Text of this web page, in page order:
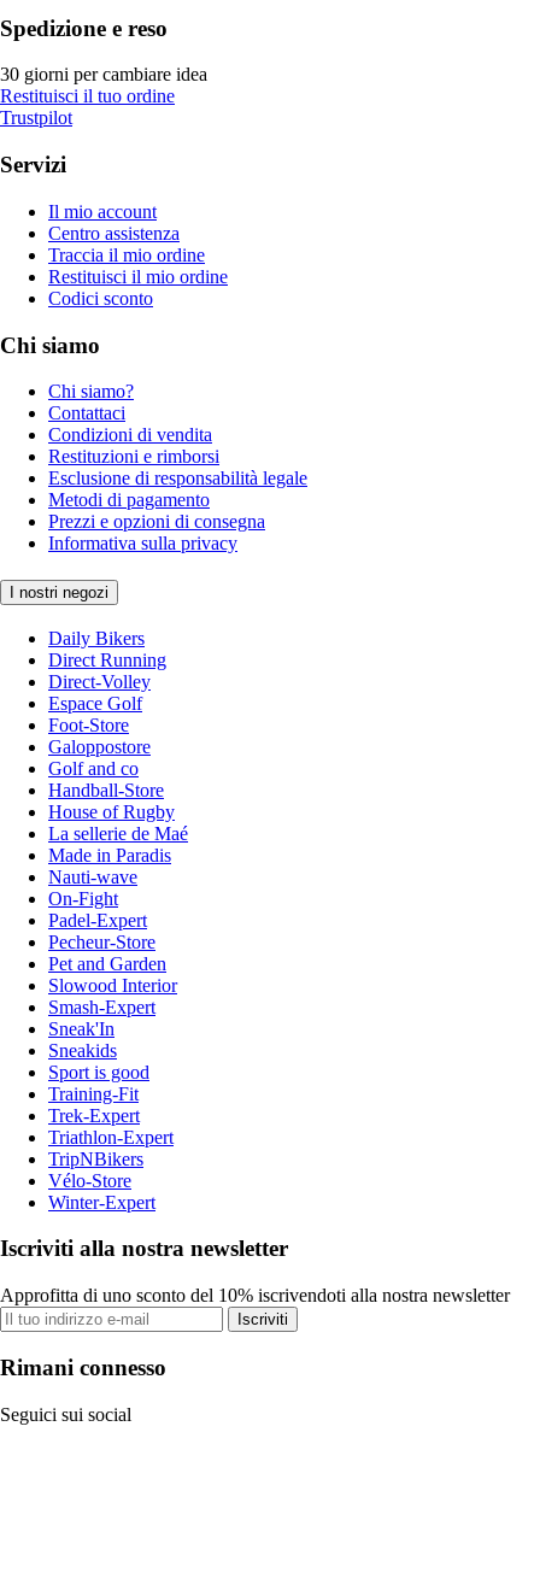
Spedizione e reso
30 giorni per cambiare idea
Restituisci il tuo ordine
Trustpilot
Servizi
Il mio account
Centro assistenza
Traccia il mio ordine
Restituisci il mio ordine
Codici sconto
Chi siamo
Chi siamo?
Contattaci
Condizioni di vendita
Restituzioni e rimborsi
Esclusione di responsabilità legale
Metodi di pagamento
Prezzi e opzioni di consegna
Informativa sulla privacy
I nostri negozi
Daily Bikers
Direct Running
Direct-Volley
Espace Golf
Foot-Store
Galoppostore
Golf and co
Handball-Store
House of Rugby
La sellerie de Maé
Made in Paradis
Nauti-wave
On-Fight
Padel-Expert
Pecheur-Store
Pet and Garden
Slowood Interior
Smash-Expert
Sneak'In
Sneakids
Sport is good
Training-Fit
Trek-Expert
Triathlon-Expert
TripNBikers
Vélo-Store
Winter-Expert
Iscriviti alla nostra newsletter
Approfitta di uno sconto del 10% iscrivendoti alla nostra newsletter
Iscriviti
Rimani connesso
Seguici sui social